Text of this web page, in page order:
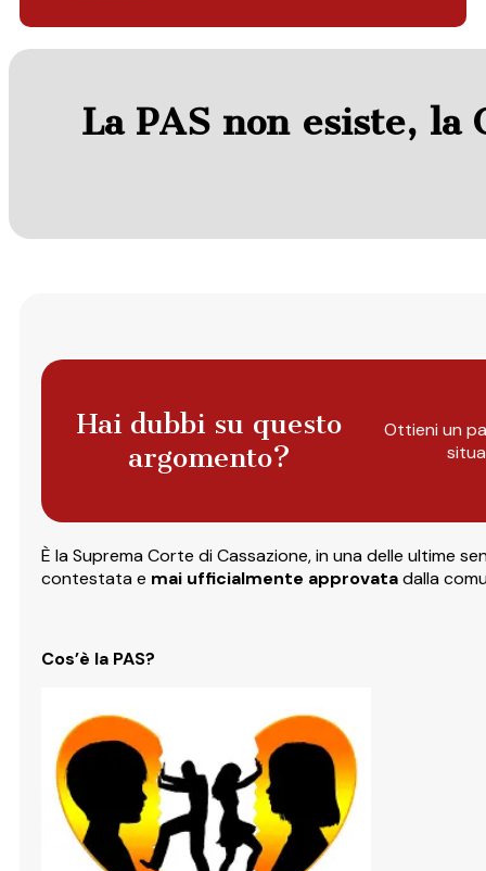
La PAS non esiste, la
Hai dubbi su questo
argomento?
Ottieni un
È la Suprema Corte di Cassazione, in una delle ultime
contestata e mai ufficialmente approvatadalla
Cos’è la PAS?